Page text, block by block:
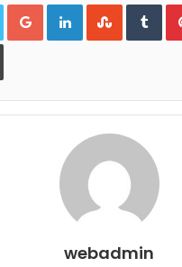
Google+LinkedIn
Print
webadmin